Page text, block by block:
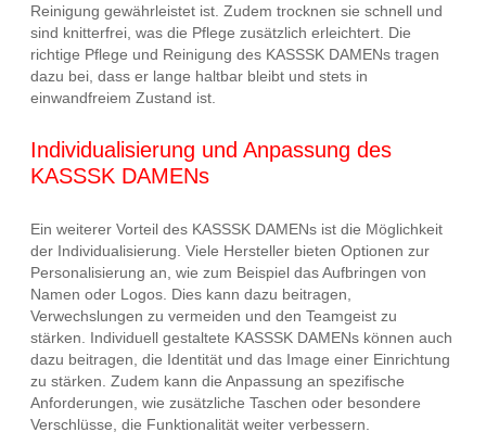
Reinigung gewährleistet ist. Zudem trocknen sie schnell und
sind knitterfrei, was die Pflege zusätzlich erleichtert. Die
richtige Pflege und Reinigung des KASSSK DAMENs tragen
dazu bei, dass er lange haltbar bleibt und stets in
einwandfreiem Zustand ist.
Individualisierung und Anpassung des
KASSSK DAMENs
Ein weiterer Vorteil des KASSSK DAMENs ist die Möglichkeit
der Individualisierung. Viele Hersteller bieten Optionen zur
Personalisierung an, wie zum Beispiel das Aufbringen von
Namen oder Logos. Dies kann dazu beitragen,
Verwechslungen zu vermeiden und den Teamgeist zu
stärken. Individuell gestaltete KASSSK DAMENs können auch
dazu beitragen, die Identität und das Image einer Einrichtung
zu stärken. Zudem kann die Anpassung an spezifische
Anforderungen, wie zusätzliche Taschen oder besondere
Verschlüsse, die Funktionalität weiter verbessern.